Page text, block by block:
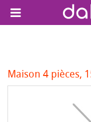
Maison 4 pièces,